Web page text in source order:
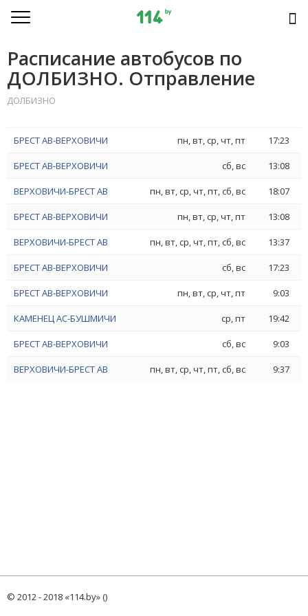
Расписание автобусов по
ДОЛБИЗНО. Отправление
ДОЛБИЗНО
БРЕСТ АВ-ВЕРХОВИЧИ пн, вт, ср, чт, пт 17:23
БРЕСТ АВ-ВЕРХОВИЧИ сб, вс 13:08
ВЕРХОВИЧИ-БРЕСТ АВ пн, вт, ср, чт, пт, сб, вс 18:07
БРЕСТ АВ-ВЕРХОВИЧИ пн, вт, ср, чт, пт 13:08
ВЕРХОВИЧИ-БРЕСТ АВ пн, вт, ср, чт, пт, сб, вс 13:37
БРЕСТ АВ-ВЕРХОВИЧИ сб, вс 17:23
БРЕСТ АВ-ВЕРХОВИЧИ пн, вт, ср, чт, пт 9:03
КАМЕНЕЦ АС-БУШМИЧИ ср, пт 19:42
БРЕСТ АВ-ВЕРХОВИЧИ сб, вс 9:03
ВЕРХОВИЧИ-БРЕСТ АВ пн, вт, ср, чт, пт, сб, вс 9:37
© 2012 - 2018 «114.by» ()